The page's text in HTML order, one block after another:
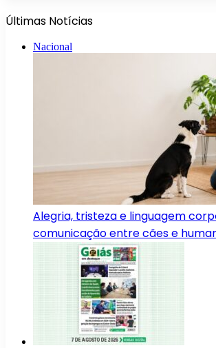
Últimas Notícias
Nacional
Alegria, tristeza e linguagem
comunicação entre cães e